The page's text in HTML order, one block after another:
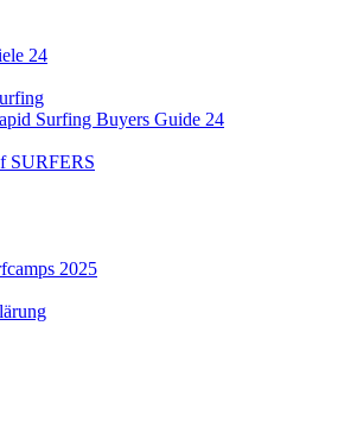
24
Surfing Buyers Guide 24
SURFERS
2025